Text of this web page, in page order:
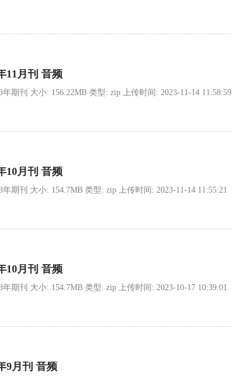
11月刊 音频
期刊 大小: 156.22MB 类型: zip 上传时间: 2023-11-14 11:58:59
10月刊 音频
期刊 大小: 154.7MB 类型: zip 上传时间: 2023-11-14 11:55:21
10月刊 音频
期刊 大小: 154.7MB 类型: zip 上传时间: 2023-10-17 10:39:01
9月刊 音频